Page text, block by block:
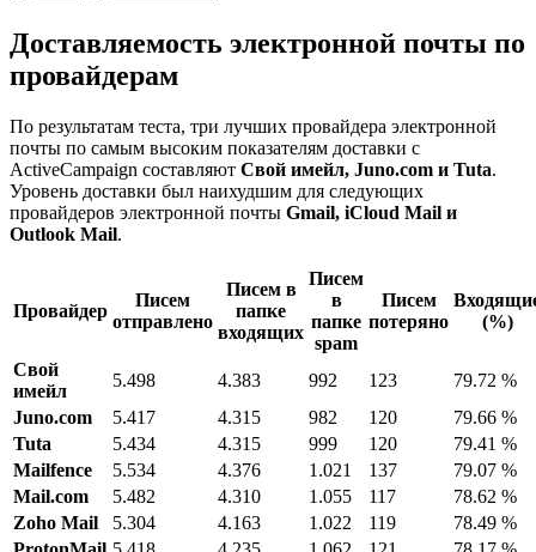
Доставляемость электронной почты по
провайдерам
По результатам теста, три лучших провайдера электронной
почты по самым высоким показателям доставки с
ActiveCampaign составляют Свой имейл, Juno.com и Tuta.
Уровень доставки был наихудшим для следующих
провайдеров электронной почты Gmail, iCloud Mail и
Outlook Mail.
Провайдер
Писем
отправлено
Писем в
папке
входящих
Писем
в
папке
spam
Писем
потеряно
(%)
Свой
имейл
5.498 4.383 992 123
79.72 %
Juno.com
5.417 4.315 982 120
79.66 %
Tuta
5.434 4.315 999 120
79.41 %
Mailfence
5.534 4.376 1.021 137
79.07 %
Mail.com
5.482 4.310 1.055 117
78.62 %
Zoho Mail
5.304 4.163 1.022 119
78.49 %